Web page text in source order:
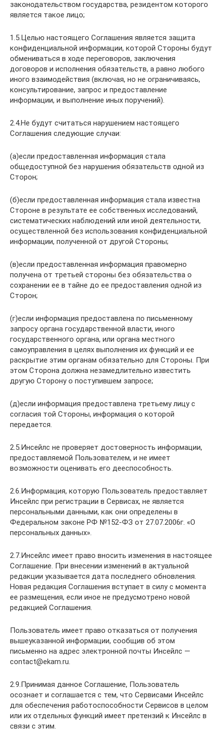
законодательством государства, резидентом которого
является такое лицо;
1.5.Целью настоящего Соглашения является защита
конфиденциальной информации, которой Стороны будут
обмениваться в ходе переговоров, заключения
договоров и исполнения обязательств, а равно любого
иного взаимодействия (включая, но не ограничиваясь,
консультирование, запрос и предоставление
информации, и выполнение иных поручений).
2.4.Не будут считаться нарушением настоящего
Соглашения следующие случаи:
(а)если предоставленная информация стала
общедоступной без нарушения обязательств одной из
Сторон;
(б)если предоставленная информация стала известна
Стороне в результате ее собственных исследований,
систематических наблюдений или иной деятельности,
осуществленной без использования конфиденциальной
информации, полученной от другой Стороны;
(в)если предоставленная информация правомерно
получена от третьей стороны без обязательства о
сохранении ее в тайне до ее предоставления одной из
Сторон;
(г)если информация предоставлена по письменному
запросу органа государственной власти, иного
государственного органа, или органа местного
самоуправления в целях выполнения их функций и ее
раскрытие этим органам обязательно для Стороны. При
этом Сторона должна незамедлительно известить
другую Сторону о поступившем запросе;
(д)если информация предоставлена третьему лицу с
согласия той Стороны, информация о которой
передается.
2.5.Инсейлс не проверяет достоверность информации,
предоставляемой Пользователем, и не имеет
возможности оценивать его дееспособность.
2.6.Информация, которую Пользователь предоставляет
Инсейлс при регистрации в Сервисах, не является
персональными данными, как они определены в
Федеральном законе РФ №152-ФЗ от 27.07.2006г. «О
персональных данных».
2.7.Инсейлс имеет право вносить изменения в настоящее
Соглашение. При внесении изменений в актуальной
редакции указывается дата последнего обновления.
Новая редакция Соглашения вступает в силу с момента
ее размещения, если иное не предусмотрено новой
редакцией Соглашения.
Пользователь имеет право отказаться от получения
вышеуказанной информации, сообщив об этом
письменно на адрес электронной почты Инсейлс —
contact@ekam.ru.
2.9.Принимая данное Соглашение, Пользователь
осознает и соглашается с тем, что Сервисами Инсейлс
для обеспечения работоспособности Сервисов в целом
или их отдельных функций имеет претензий к Инсейлс в
связи с этим.